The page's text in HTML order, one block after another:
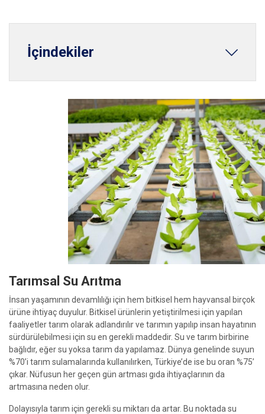
İçindekiler
Tarımsal Su Arıtma
İnsan yaşamının devamlılığı için hem bitkisel hem hayvansal birçok
ürüne ihtiyaç duyulur. Bitkisel ürünlerin yetiştirilmesi için yapılan
faaliyetler tarım olarak adlandırılır ve tarımın yapılıp insan hayatının
sürdürülebilmesi için su en gerekli maddedir. Su ve tarım birbirine
bağlıdır, eğer su yoksa tarım da yapılamaz. Dünya genelinde suyun
%70’i tarım sulamalarında kullanılırken, Türkiye’de ise bu oran %75’
çıkar. Nüfusun her geçen gün artması gıda ihtiyaçlarının da
artmasına neden olur.
Dolayısıyla tarım için gerekli su miktarı da artar. Bu noktada su